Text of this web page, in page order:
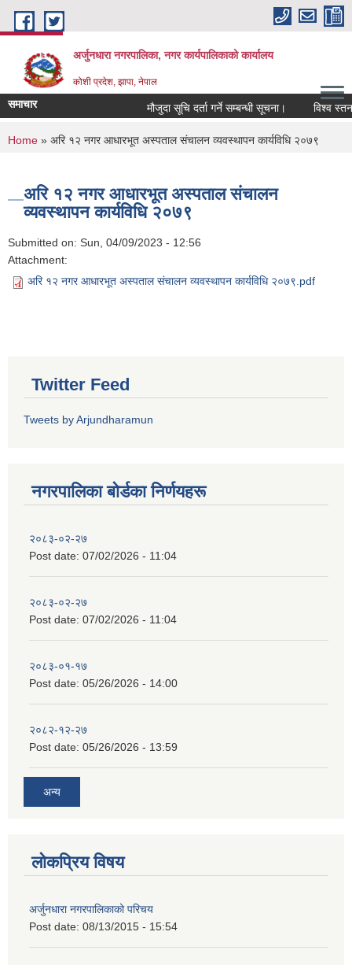
Skip to main content
अर्जुनधारा नगरपालिका, नगर कार्यपालिकाको कार्यालय
कोशी प्रदेश, झापा, नेपाल
समाचार मौजुदा सूचि दर्ता गर्ने सम्बन्धी सूचना। विश्व
You are here
Home » अरि १२ नगर आधारभूत अस्पताल संचालन व्यवस्थापन कार्यविधि २०७९
अरि १२ नगर आधारभूत अस्पताल संचालन
व्यवस्थापन कार्यविधि २०७९
Submitted on: Sun, 04/09/2023 - 12:56
Attachment:
अरि १२ नगर आधारभूत अस्पताल संचालन व्यवस्थापन कार्यविधि २०७९.pdf
Twitter Feed
Tweets by Arjundharamun
नगरपालिका बाेर्डका निर्णयहरू
२०८३-०२-२७
Post date: 07/02/2026 - 11:04
२०८३-०२-२७
Post date: 07/02/2026 - 11:04
२०८३-०१-१७
Post date: 05/26/2026 - 14:00
२०८२-१२-२७
Post date: 05/26/2026 - 13:59
अन्य
लोकप्रिय विषय
अर्जुनधारा नगरपालिकाको परिचय
Post date: 08/13/2015 - 15:54